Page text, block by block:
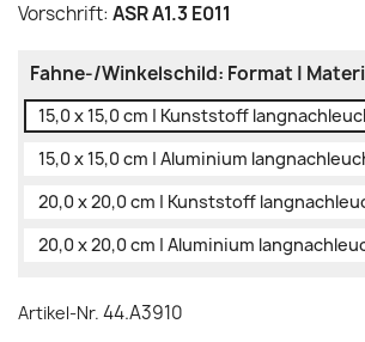
Vorschrift: ASR A1.3 E011
Fahne-/Winkelschild: Format |
15,0 x 15,0 cm | Kunststoff
15,0 x 15,0 cm | Aluminium
20,0 x 20,0 cm | Kunststoff
20,0 x 20,0 cm | Aluminium
Artikel-Nr. 44.A3910